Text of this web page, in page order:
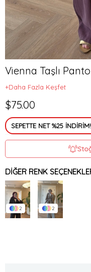
Vienna Taşlı
+Daha Fazla Keşfet
$75.00
SEPETTE NET %25 İNDİRİM!
DIĞER RENK
2 2